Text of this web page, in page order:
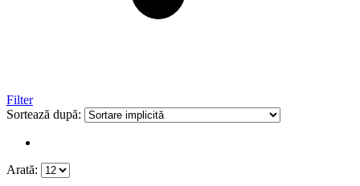
Filter
Sortează după:
Arată: